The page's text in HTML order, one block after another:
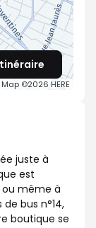
Map ©2026 HERE
juste à
est
même à
bus n°14,
boutique se